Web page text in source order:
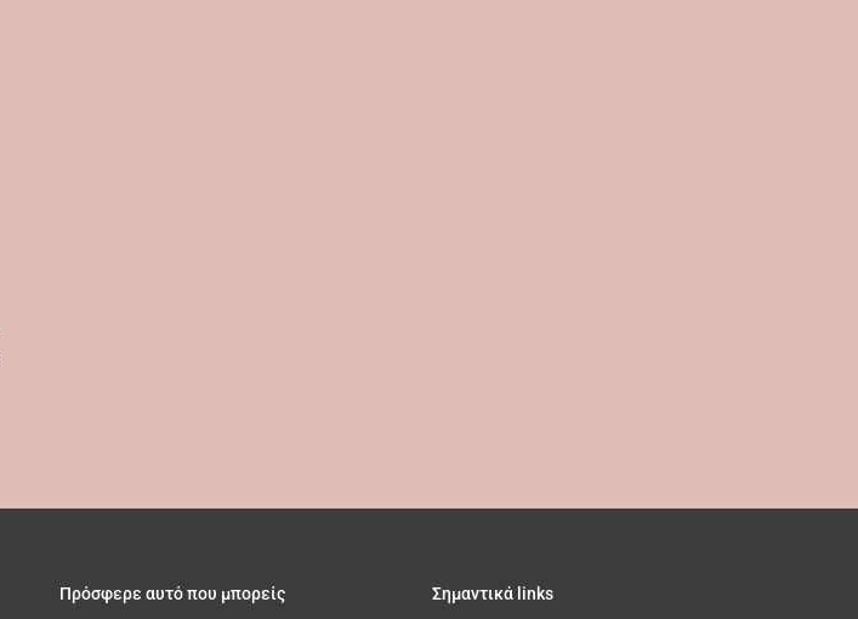
Πρόσφερε αυτό που μπορείς Σημαντικά links